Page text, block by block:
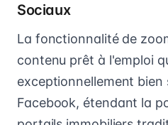
Sociaux
La fonctionnalité de
contenu prêt à l'emploi
exceptionnellement bien
Facebook, étendant la